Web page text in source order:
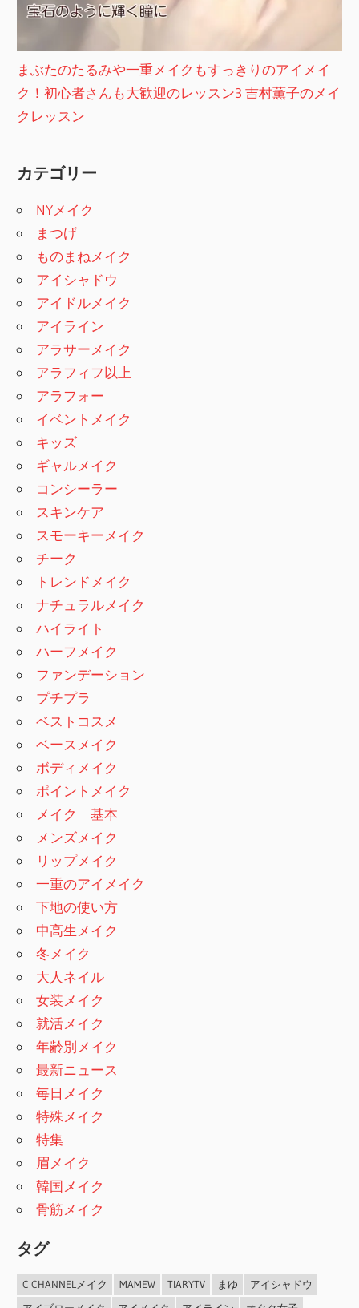
まぶたのたるみや一重メイクもすっきりのアイメイ
ク！初心者さんも大歓迎のレッスン3 吉村薫子のメイ
クレッスン
カテゴリー
NYメイク
まつげ
ものまねメイク
アイシャドウ
アイドルメイク
アイライン
アラサーメイク
アラフィフ以上
アラフォー
イベントメイク
キッズ
ギャルメイク
コンシーラー
スキンケア
スモーキーメイク
チーク
トレンドメイク
ナチュラルメイク
ハイライト
ハーフメイク
ファンデーション
プチプラ
ベストコスメ
ベースメイク
ボディメイク
ポイントメイク
メイク 基本
メンズメイク
リップメイク
一重のアイメイク
下地の使い方
中高生メイク
冬メイク
大人ネイル
女装メイク
就活メイク
年齢別メイク
最新ニュース
毎日メイク
特殊メイク
特集
眉メイク
韓国メイク
骨筋メイク
タグ
C CHANNELメイク MAMEW TIARYTV まゆ
アイシャドウ